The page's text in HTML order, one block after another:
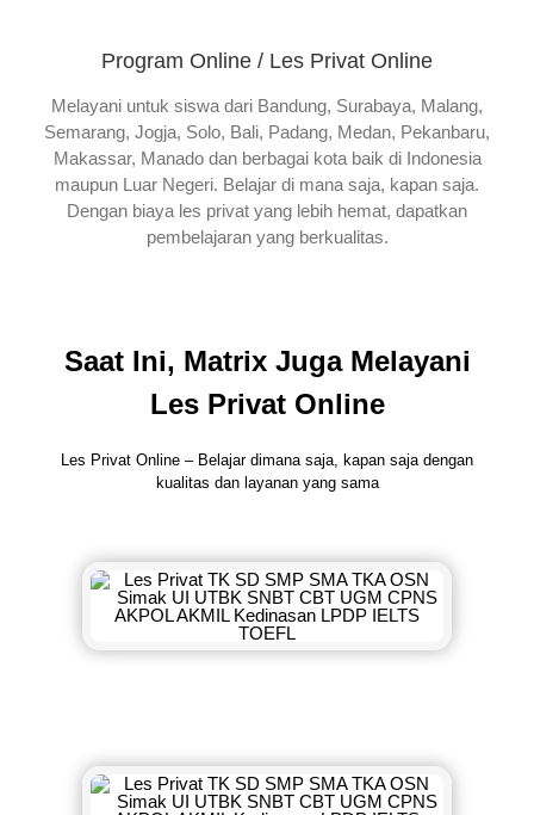
Program Online / Les Privat Online
Melayani untuk siswa dari Bandung, Surabaya, Malang,
Semarang, Jogja, Solo, Bali, Padang, Medan, Pekanbaru,
Makassar, Manado dan berbagai kota baik di Indonesia
maupun Luar Negeri. Belajar di mana saja, kapan saja.
Dengan biaya les privat yang lebih hemat, dapatkan
pembelajaran yang berkualitas.
Saat Ini, Matrix Juga Melayani
Les Privat Online
Les Privat Online – Belajar dimana saja, kapan saja dengan
kualitas dan layanan yang sama